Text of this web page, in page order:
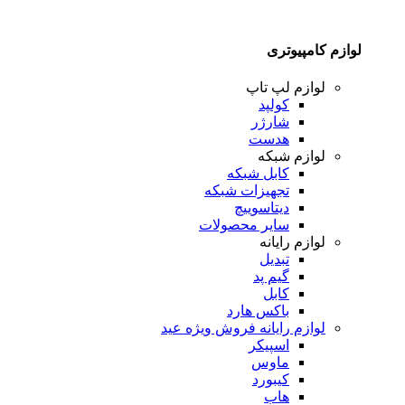
لوازم کامپیوتری
لوازم لپ تاپ
کولپد
شارژر
هدست
لوازم شبکه
کابل شبکه
تجهیزات شبکه
دیتاسوییچ
سایر محصولات
لوازم رایانه
تبدیل
گیم پد
کابل
باکس هارد
لوازم رایانه فروش ویژه عید
اسپیکر
ماوس
کیبورد
هاب